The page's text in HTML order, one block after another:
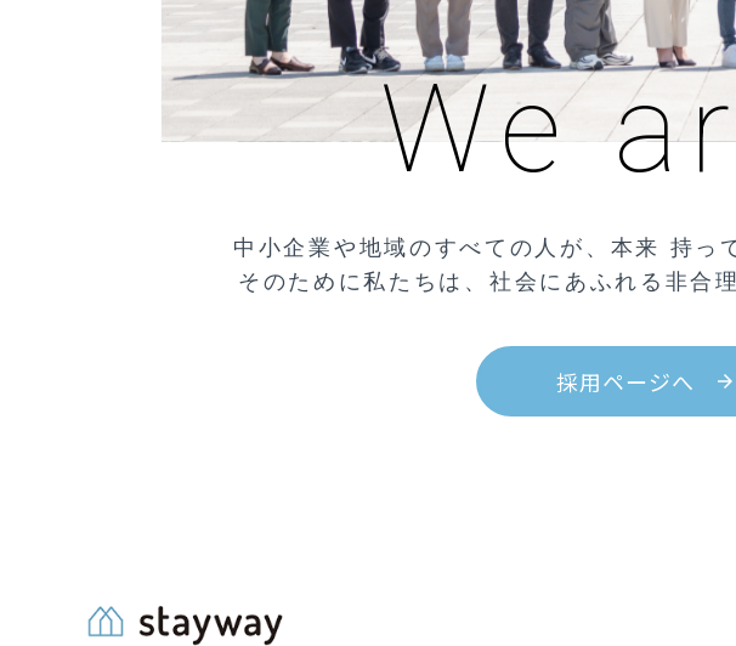
We
中小企業や地域のすべての人が、本来 持っ
そのために私たちは、社会にあふれる非合
採用ページへ arrow_forward